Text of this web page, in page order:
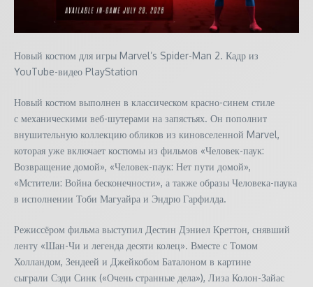
Новый костюм для игры Marvel’s Spider-Man 2. Кадр из
YouTube-видео PlayStation
Новый костюм выполнен в классическом красно-синем стиле
с механическими веб-шутерами на запястьях. Он пополнит
внушительную коллекцию обликов из киновселенной Marvel,
которая уже включает костюмы из фильмов «Человек-паук:
Возвращение домой», «Человек-паук: Нет пути домой»,
«Мстители: Война бесконечности», а также образы Человека-паука
в исполнении Тоби Магуайра и Эндрю Гарфилда.
Режиссёром фильма выступил Дестин Дэниел Креттон, снявший
ленту «Шан-Чи и легенда десяти колец». Вместе с Томом
Холландом, Зендеей и Джейкобом Баталоном в картине
сыграли Сэди Синк («Очень странные дела»), Лиза Колон-Зайас